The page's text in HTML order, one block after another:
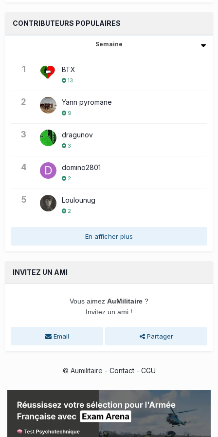
CONTRIBUTEURS POPULAIRES
Semaine
1 BTX
13
2 Yann pyromane
9
3 dragunov
3
4 domino2801
2
5 Loulounug
2
En afficher plus
INVITEZ UN AMI
Vous aimez AuMilitaire ?
Invitez un ami !
Email Partager
© Aumilitaire - Contact- CGU